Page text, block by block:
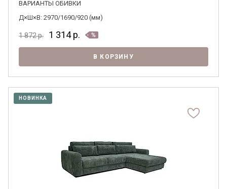
ВАРИАНТЫ ОБИВКИ
Д×Ш×В: 2970/1690/920 (мм)
1 872р. 1 314р.
В КОРЗИНУ
НОВИНКА